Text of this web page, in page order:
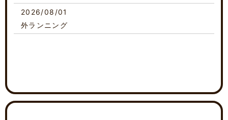
2026/08/01
外ランニング
2026/07/29